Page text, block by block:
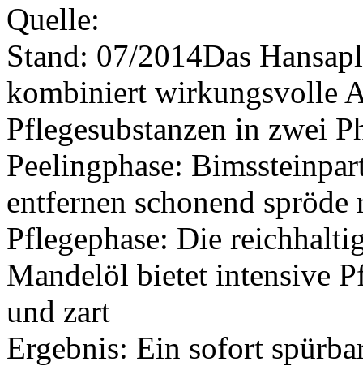
Quelle:
Stand: 07/2014Das
kombiniert wirkungsvolle
Pflegesubstanzen in zwei
Peelingphase:
entfernen schonend spröde
Pflegephase: Die
Mandelöl bietet intensive
und zart
Ergebnis: Ein sofort